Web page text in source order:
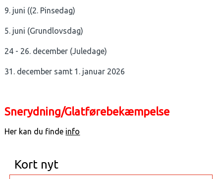
9. juni ((2. Pinsedag)
5. juni (Grundlovsdag)
24 - 26. december (Juledage)
31. december samt 1. januar 2026
Snerydning/Glatførebekæmpelse
Her kan du finde info
Kort nyt